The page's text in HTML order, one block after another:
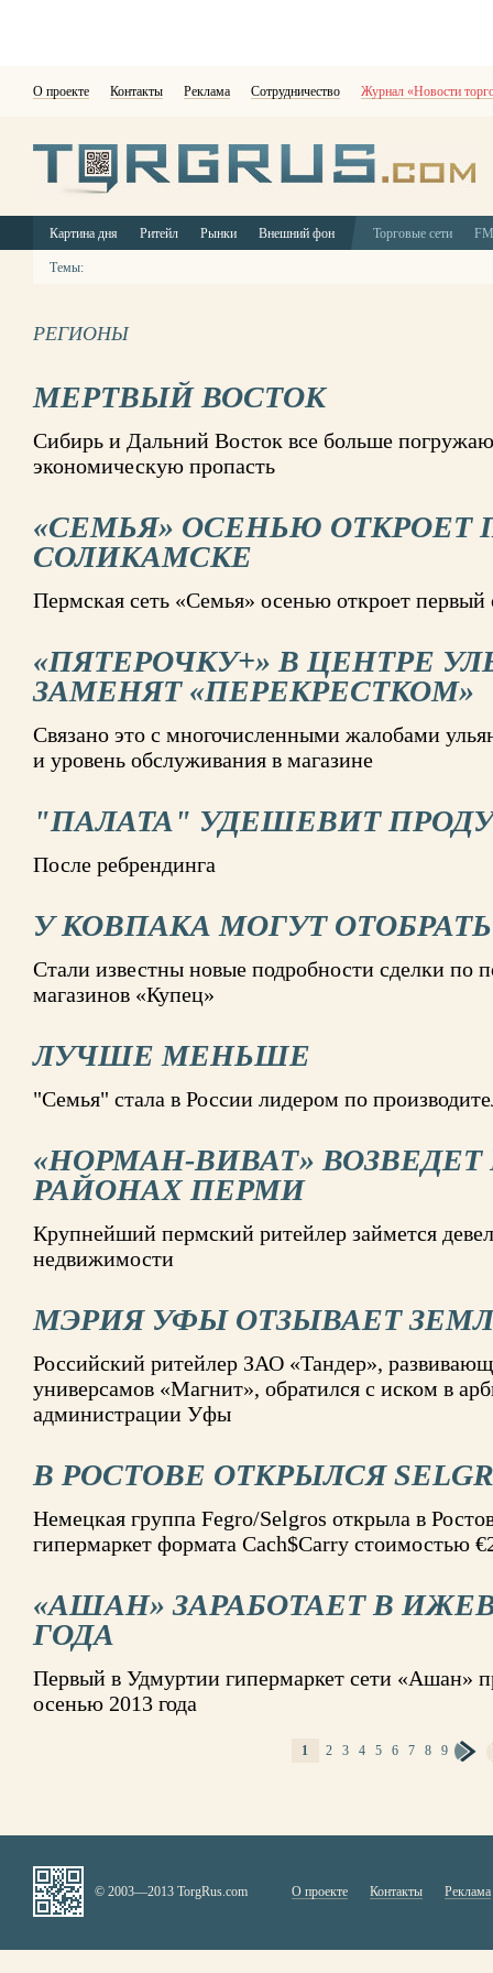
О проекте Контакты Реклама Сотрудничество Журнал «Новости
Картина дня Ритейл Рынки Внешний фон Торговые сети
Темы:
РЕГИОНЫ
МЕРТВЫЙ ВОСТОК
Сибирь и Дальний Восток все больше
экономическую пропасть
«СЕМЬЯ» ОСЕНЬЮ ОТКРОЕТ
СОЛИКАМСКЕ
Пермская сеть «Семья» осенью откроет
«ПЯТЕРОЧКУ+» В ЦЕНТРЕ
ЗАМЕНЯТ «ПЕРЕКРЕСТКОМ»
Связано это с многочисленными жалобами
и уровень обслуживания в магазине
"ПАЛАТА" УДЕШЕВИТ
После ребрендинга
У КОВПАКА МОГУТ
Стали известны новые подробности сделки по
магазинов «Купец»
ЛУЧШЕ МЕНЬШЕ
"Семья" стала в России лидером по
«НОРМАН-ВИВАТ»
РАЙОНАХ ПЕРМИ
Крупнейший пермский ритейлер займется
недвижимости
МЭРИЯ УФЫ ОТЗЫВАЕТ
Российский ритейлер ЗАО «Тандер»,
универсамов «Магнит», обратился с иском в
администрации Уфы
В РОСТОВЕ ОТКРЫЛСЯ
Немецкая группа Fegro/Selgros открыла в
гипермаркет формата Cach$Carry стоимостью
«АШАН» ЗАРАБОТАЕТ В
ГОДА
Первый в Удмуртии гипермаркет сети «Ашан»
осенью 2013 года
1 2 3 4 5 6 7 8 9
© 2003—2013 TorgRus.com О проекте Контакты Реклама